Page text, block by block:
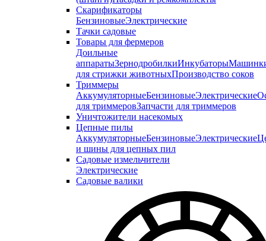
Скарификаторы
БензиновыеЭлектрические
Тачки садовые
Товары для фермеров
Доильные
аппаратыЗернодробилкиИнкубаторы
для стрижки животныхПроизводство соков
Триммеры
АккумуляторныеБензиновыеЭлектрические
для триммеровЗапчасти для триммеров
Уничтожители насекомых
Цепные пилы
АккумуляторныеБензиновыеЭлектрические
и шины для цепных пил
Садовые измельчители
Электрические
Садовые валики